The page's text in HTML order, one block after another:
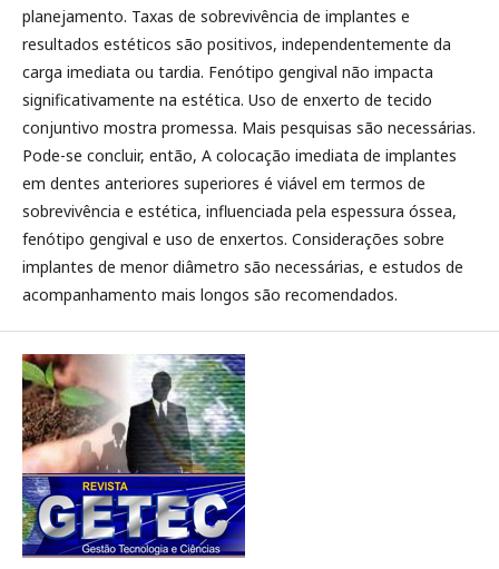
planejamento. Taxas de sobrevivência de implantes e
resultados estéticos são positivos, independentemente da
carga imediata ou tardia. Fenótipo gengival não impacta
significativamente na estética. Uso de enxerto de tecido
conjuntivo mostra promessa. Mais pesquisas são necessárias.
Pode-se concluir, então, A colocação imediata de implantes
em dentes anteriores superiores é viável em termos de
sobrevivência e estética, influenciada pela espessura óssea,
fenótipo gengival e uso de enxertos. Considerações sobre
implantes de menor diâmetro são necessárias, e estudos de
acompanhamento mais longos são recomendados.